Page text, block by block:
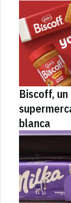
Biscoff,
blanca